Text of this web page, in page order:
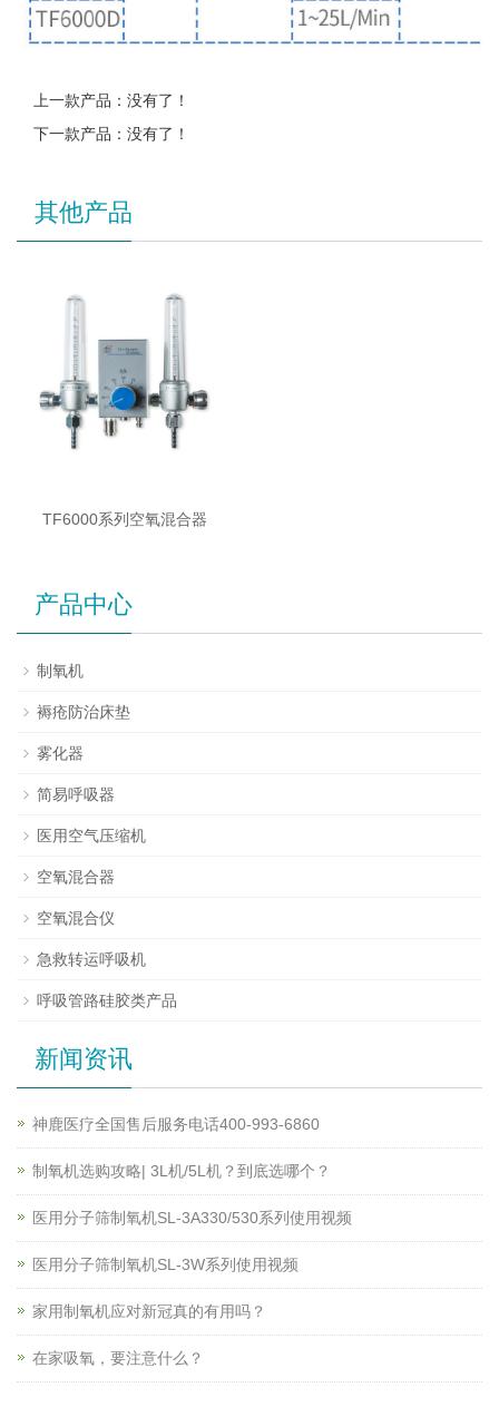
上一款产品：没有了！
下一款产品：没有了！
其他产品
TF6000系列空氧混合器
产品中心
制氧机
褥疮防治床垫
雾化器
简易呼吸器
医用空气压缩机
空氧混合器
空氧混合仪
急救转运呼吸机
呼吸管路硅胶类产品
新闻资讯
神鹿医疗全国售后服务电话400-993-6860
制氧机选购攻略| 3L机/5L机？到底选哪个？
医用分子筛制氧机SL-3A330/530系列使用视频
医用分子筛制氧机SL-3W系列使用视频
家用制氧机应对新冠真的有用吗？
在家吸氧，要注意什么？